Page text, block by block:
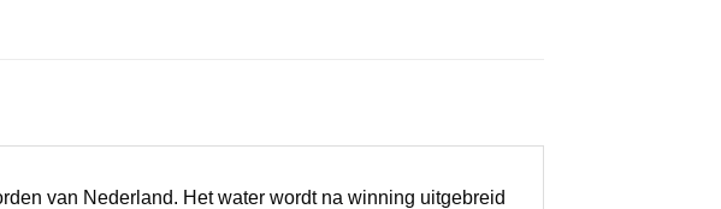
van Nederland. Het water wordt na winning uitgebreid